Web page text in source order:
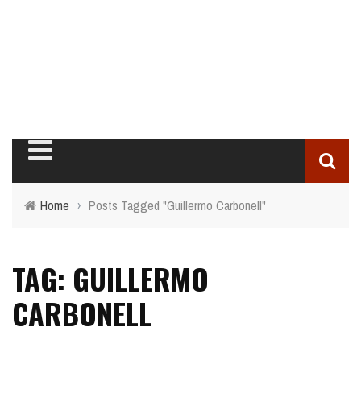
Home › Posts Tagged "Guillermo Carbonell"
TAG: GUILLERMO
CARBONELL